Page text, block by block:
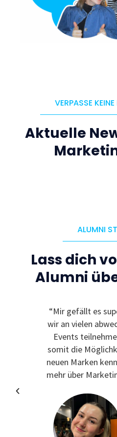
VERPASSE
Aktuelle
ALUMNI
Lass dich
Alumni
“Mir gefällt es
wir an vielen
Events
somit die
neuen Marken
mehr über